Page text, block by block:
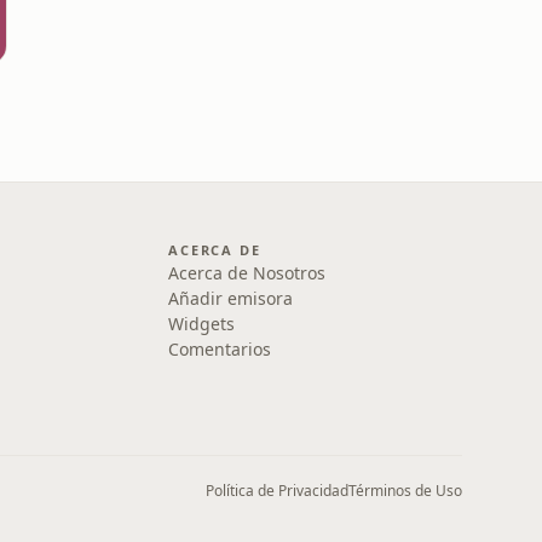
ACERCA DE
Acerca de Nosotros
Añadir emisora
Widgets
Comentarios
Política de PrivacidadTérminos de Uso